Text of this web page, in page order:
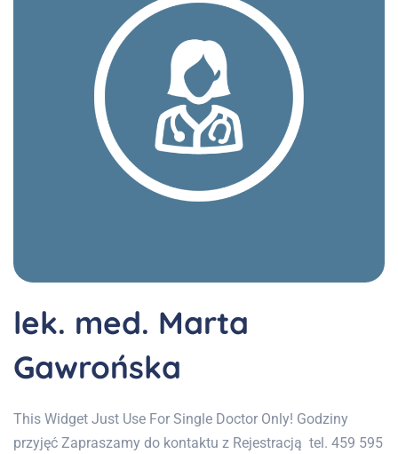
lek. med. Marta
Gawrońska
This Widget Just Use For Single Doctor Only! Godziny
przyjęć Zapraszamy do kontaktu z Rejestracją tel. 459 595